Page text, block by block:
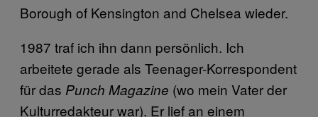
Borough of Kensington and Chelsea wieder.
1987 traf ich ihn dann persönlich. Ich
arbeitete gerade als Teenager-Korrespondent
für das Punch Magazine (wo mein Vater der
Kulturredakteur war). Er lief an einem